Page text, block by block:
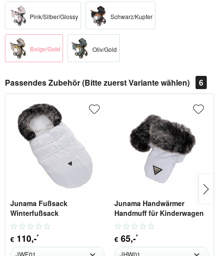
Pink/Silber/Glossy Schwarz/Kupfer
Beige/Gold Oliv/Gold
Passendes Zubehör (Bitte zuerst Variante wählen) 6
Junama Fußsack
Winterfußsack
€ 110,-*
Junama Handwärmer
Handmuff für Kinderwagen
€ 65,-*